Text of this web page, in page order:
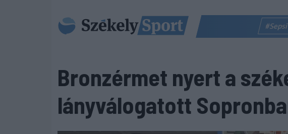
Bronzérmet nyert a
lányválogatott